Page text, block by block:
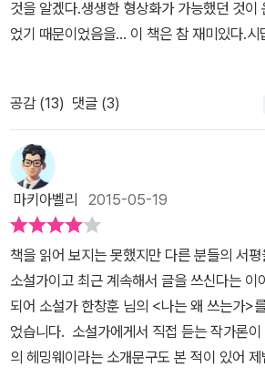
처럼 궁리하며 살았으면 좋겠다. 때로 그의
끝에 선택한 직업이 소설을 쓰는 일이면서
랜 세월이 지나서 아주 가끔 내 글이 활자화
까? 오래 전, 386 세대의 작가들이 문단에 두
때 누구는 문단계의 지각 변동을 예측했다.
리 많지 않을 거라고. 책들을 보고 연구하고
을 쓰고 수필을 쓰며, 연구서 비슷한 책을 낸
면 자아에 대한 깊은 고뇌와 고독 뭐 그런 책
작가로 살아가는 궁리 중 하나일 수도 있겠
은 커졌을지 모르지만 삶의 향이 느껴지지
지금도 어부로 일하면 글을 쓴다. 그가 고민
가 되기로 결심했다고는 하지만 순수하게 글
다. 한창훈이 쓰는 글은 전자이다. 제대로 문
어 가능했다. 신춘문예 등단 영예가 아니라
이유도 다르지 않을 것이다. 소설 쓰기와 좋은
대해 고민할 때 만난 백석의 시 여승이 그에
그의 글이 나를 감격하게 만든다. 인간 한창
지인, 문단의 동료에 대한 글에서 그들을 격
인다. 시인 안현미를 위한 만세는 마치 행복
‘안현미처럼 사는 인생, 만세다. ‘만세’는 압
순간을 노래하는 단어이다. 지금까지 잘해왔
거라고 예측할 때도 슨다. 뭐 당장 그렇게 안
또 부르면 되니까. 자꾸 만세 부르다 보면 얼
소리가 정말로 행복하게 들리게 될 것이다.’
는 자석처럼 서로를 당기는 한 몸이다. 문장
를 타는 노부부의 이야기에서는 눈시울이 뜨
속의 ‘어머니’라는 쪽지는 어른이라는 것에
업을 나열하는 치기 어린 술자리 속에 두 사
업으로 장시간을 버티고 있는 나 자신이 조금
모르고 살았던 것을 생각하게 한다. 읽어 본
의 삶의 전반을 지배한 많은 사람들이 등장할
신도 등장하고, 때로는 그의 친구도 이웃도
가는 그런 경험을 글로 남겨 사람들에게 이 시
하는 사람들의 이야기를 쓰는 것으로 전해 주
알지 못하는 것에 대한 궁금증은 이 책을 통
더 커졌다고 해야 하나? 크게 네 가지 단락으로 구성된 책은 첫 부분
에 자신이 살아온 시간과 그 시간을 같이 공
되어 있다. 두 번째 부분은 가족의 이야기가
것을 알겠다.생생한 형상화가 가능했던 것이
었기 때문이었음을... 이 책은 참 재미있다.시
환경이 중요하다거나, 삶의 작은 일들에서 어
나... 한창훈의 이야기에는 반드시 아주 '개성
그리고 그 개성적인 인물은 비극적일 경우조
다. 좀 우울한 날이라면, 이 책을 들고 비내
한 잔 들고 앉아 읽기를 권한다.커피 사레 들
도... 그의 인물들이 개성적이지만 또한 '전형
준다.거기다가 남도의 진득한 <변방의 말과
니 그 인물이 개성적이지 않을 도리가 없다.
서 지금도 거기 산다는 작가. 몸 한 조각을 잘
한 다음 빚어놓은 느낌 - '섬, 나는 세상 끝을
는 것은 혹독한 짓이었다.하여, 저곳 정리해
혹 이곳을 찾아와도 발보아지지 않았다
공감 (13) 댓글 (3)
마키아벨리 2015-05-19
책을 읽어 보지는 못했지만 다른 분들의 서
소설가이고 최근 계속해서 글을 쓰신다는 이
되어 소설가 한창훈 님의 <나는 왜 쓰는가>
었습니다. 소설가에게서 직접 듣는 작가론
의 헤밍웨이라는 소개문구도 본 적이 있어